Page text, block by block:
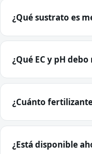
¿Qué sustrato es
¿Qué EC y pH
¿Cuánto
¿Está disponible